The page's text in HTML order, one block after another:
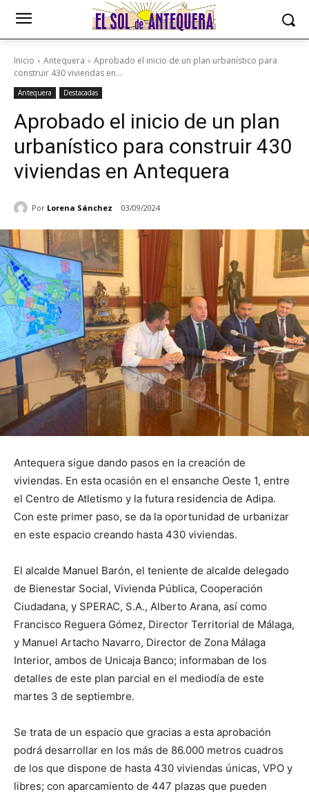
Inicio Antequera
Aprobado el inicio de un plan urbanístico para
construir 430 viviendas en...
Antequera Destacadas
Aprobado el inicio de un plan
urbanístico para construir 430
viviendas en Antequera
Por Lorena Sánchez 03/09/2024
Antequera sigue dando pasos en la creación de
viviendas. En esta ocasión en el ensanche Oeste 1, entre
el Centro de Atletismo y la futura residencia de Adipa.
Con este primer paso, se da la oportunidad de urbanizar
en este espacio creando hasta 430 viviendas.
El alcalde Manuel Barón, el teniente de alcalde delegado
de Bienestar Social, Vivienda Pública, Cooperación
Ciudadana, y SPERAC, S.A., Alberto Arana, así como
Francisco Reguera Gómez, Director Territorial de Málaga,
y Manuel Artacho Navarro, Director de Zona Málaga
Interior, ambos de Unicaja Banco; informaban de los
detalles de este plan parcial en el mediodía de este
martes 3 de septiembre.
Se trata de un espacio que gracias a esta aprobación
podrá desarrollar en los más de 86.000 metros cuadros
de los que dispone de hasta 430 viviendas únicas, VPO y
libres; con aparcamiento de 447 plazas que pueden